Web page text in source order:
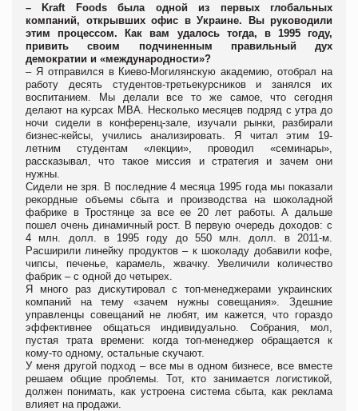
– Kraft
Foods была одной из первых глобальных
компаний, открывших офис в Украине. Вы руководили
этим процессом. Как вам удалось тогда, в 1995 году,
привить своим подчиненным правильный дух
демократии и «международности»?
– Я отправился в Киево-Могилянскую академию, отобрал на
работу десять студентов-третьекурсников и занялся их
воспитанием. Мы делали все то же самое, что сегодня
делают на курсах MBA. Несколько месяцев подряд с утра до
ночи сидели в конференц-зале, изучали рынки, разбирали
бизнес-кейсы, учились анализировать. Я читал этим 19-
летним студентам «лекции», проводил «семинары»,
рассказывал, что такое миссия и стратегия и зачем они
нужны.
Сидели не зря. В последние 4 месяца 1995 года мы показали
рекордные объемы сбыта и производства на шоколадной
фабрике в Тростянце за все ее 20 лет работы. А дальше
пошел очень динамичный рост. В первую очередь доходов: с
4 млн. долл. в 1995 году до 550 млн. долл. в 2011-м.
Расширили линейку продуктов – к шоколаду добавили кофе,
чипсы, печенье, карамель, жвачку. Увеличили количество
фабрик – с одной до четырех.
Я много раз дискутировал с топ-менеджерами украинских
компаний на тему «зачем нужны совещания». Здешние
управленцы совещаний не любят, им кажется, что гораздо
эффективнее общаться индивидуально. Собрания, мол,
пустая трата времени: когда топ-менеджер обращается к
кому-то одному, остальные скучают.
У меня другой подход – все мы в одном бизнесе, все вместе
решаем общие проблемы. Тот, кто занимается логистикой,
должен понимать, как устроена система сбыта, как реклама
влияет на продажи.